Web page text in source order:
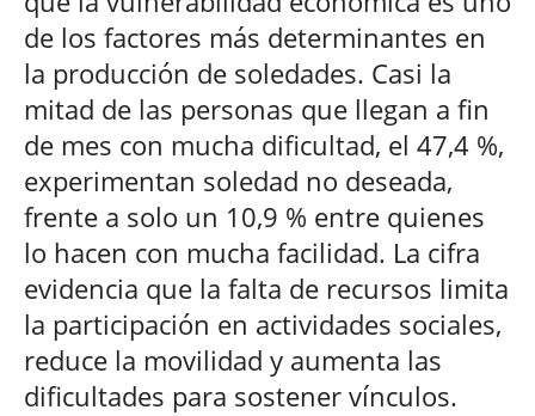
de los factores más determinantes en
la producción de soledades. Casi la
mitad de las personas que llegan a fin
de mes con mucha dificultad, el 47,4 %,
experimentan soledad no deseada,
frente a solo un 10,9 % entre quienes
lo hacen con mucha facilidad. La cifra
evidencia que la falta de recursos limita
la participación en actividades sociales,
reduce la movilidad y aumenta las
dificultades para sostener vínculos.